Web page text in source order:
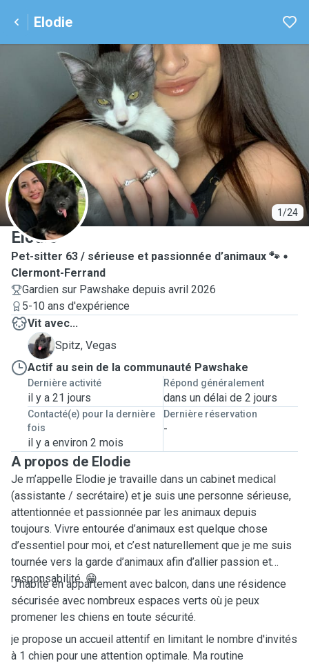
Elodie
1/24
E
Elodie
Pet-sitter 63 / sérieuse et passionnée d’animaux 🐾
Clermont-Ferrand
Gardien sur Pawshake depuis avril 2026
5-10 ans d'expérience
Vit avec...
V
Spitz, Vegas
Actif au sein de la communauté Pawshake
Dernière activité
il y a 21 jours
Répond généralement
dans un délai de 2 jours
Contacté(e) pour la dernière
fois
il y a environ 2 mois
Dernière réservation
-
A propos de Elodie
Je m’appelle Elodie je travaille dans un cabinet medical
(assistante / secrétaire) et je suis une personne sérieuse,
attentionnée et passionnée par les animaux depuis
toujours. Vivre entourée d’animaux est quelque chose
d’essentiel pour moi, et c’est naturellement que je me suis
tournée vers la garde d’animaux afin d’allier passion et
responsabilité. 😁
J'habite en appartement avec balcon, dans une résidence
sécurisée avec nombreux espaces verts où je peux
promener les chiens en toute sécurité. ￼
je propose un accueil attentif en limitant le nombre d'invités
à 1 chien pour une attention optimale. Ma routine